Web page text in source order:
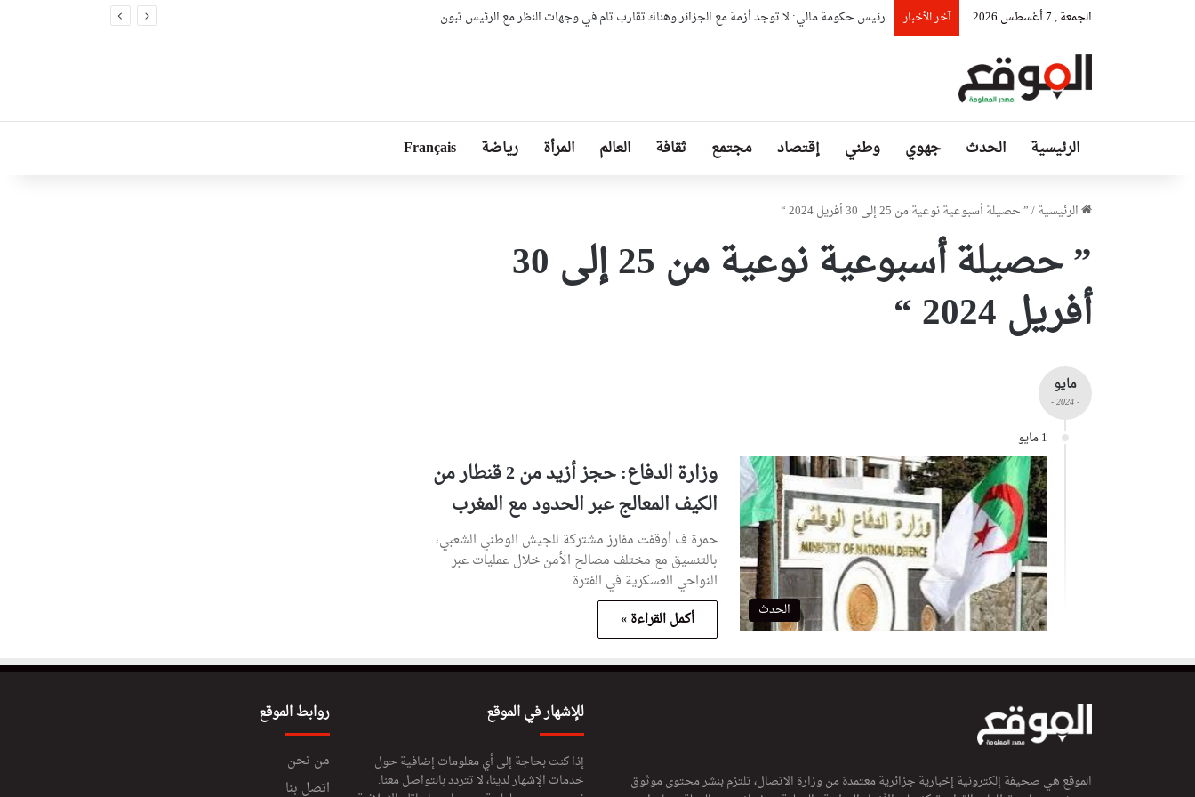
الجمعة , 7 أغسطس 2026 آخر الأخبار رئيس حكومة مالي: لا توجد أزمة مع الجزائر وهناك تقارب تام في وجهات النظر مع الرئيس تبون
الرئيسية الحدث جهوي وطني إقتصاد مجتمع ثقافة العالم المرأة رياضة Français
الرئيسية/” حصيلة أسبوعية نوعية من 25 إلى 30 أفريل 2024 “
” حصيلة أسبوعية نوعية من 25 إلى 30
أفريل 2024 “
مايو
- 2024 -
1 مايو
الحدث
وزارة الدفاع: حجز أزيد من 2 قنطار من
الكيف المعالج عبر الحدود مع المغرب
حمرة ف أوقفت مفارز مشتركة للجيش الوطني الشعبي،
بالتنسيق مع مختلف مصالح الأمن خلال عمليات عبر
النواحي العسكرية في الفترة…
أكمل القراءة »
الموقع هي صحيفة إلكترونية إخبارية جزائرية معتمدة من وزارة الاتصال، تلتزم بنشر محتوى موثوق
للإشهار في الموقع
إذا كنت بحاجة إلى أي معلومات إضافية حول
خدمات الإشهار لدينا، لا تتردد بالتواصل معنا.
روابط الموقع
من نحن
اتصل بنا